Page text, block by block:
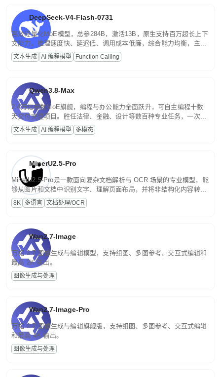
DeepSeek-V4-Flash-0731
高效轻量化MoE模型，总参284B，激活13B，原生支持百万超长上下
文能力。推理速度快、延迟低、调用成本低廉，综合能力均衡，主打
高并发、轻量化任务，适合日常对话、内容创作、基础 RAG、批量
文案处理等普惠刚需场景。
文本生成 AI 编程模型 Function Calling
Qwen3.8-Max
2.4万亿参数MoE旗舰，编程与办公能力全面跃升，可自主编程十数
天交付完整项目。胜任法律、金融、设计等数百种专业任务，一次对
话端到端交付生产级成果。原生视觉理解贯穿规划、执行与验证全流
程，支持超长文档与长视频的深度语义解析。长程任务中自主规划与
文本生成 AI 编程模型 多模态
MinerU2.5-Pro
MinerU2.5-Pro是一款面向复杂文档解析与 OCR 场景的专业模型，能
够从图片和文档中识别文字、理解页面布局，并将非结构化内容转换
为便于存储、检索和二次处理的结构化结果。
8K 多语言 文档处理/OCR
Wan2.7-Image
万相 2.7 图像生成与编辑模型，支持组图、多图参考、交互式编辑和
最高 2K 输出。
图像生成与处理
Wan2.7-Image-Pro
万相 2.7 图像生成与编辑旗舰版，支持组图、多图参考、交互式编辑
和最高 4K 输出。
图像生成与处理